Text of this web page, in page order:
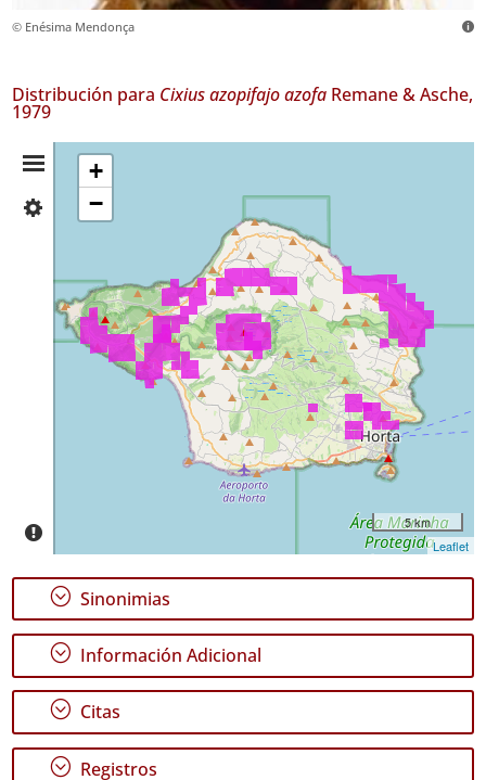
© Enésima Mendonça
Distribución para Cixius azopifajo azofa Remane & Asche,
1979
Resumen
Faial
Nivel
de
Precisión
GBIF -
Ocurrencias
🔗 GBIF
España
World
+
−
5 km
Leaflet
; Sinonimias
; Información Adicional
; Citas
; Registros